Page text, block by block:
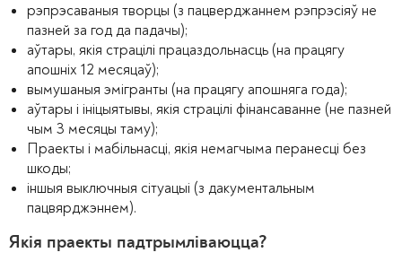
рэпрэсаваныя творцы (з пацверджаннем рэпрэсіяў не
пазней за год да падачы);
аўтары, якія страцілі працаздольнасць (на працягу
апошніх 12 месяцаў);
вымушаныя эмігранты (на працягу апошняга года);
аўтары і ініцыятывы, якія страцілі фінансаванне (не пазней
чым 3 месяцы таму);
Праекты і мабільнасці, якія немагчыма перанесці без
шкоды;
іншыя выключныя сітуацыі (з дакументальным
пацвярджэннем).
Якія праекты падтрымліваюцца?